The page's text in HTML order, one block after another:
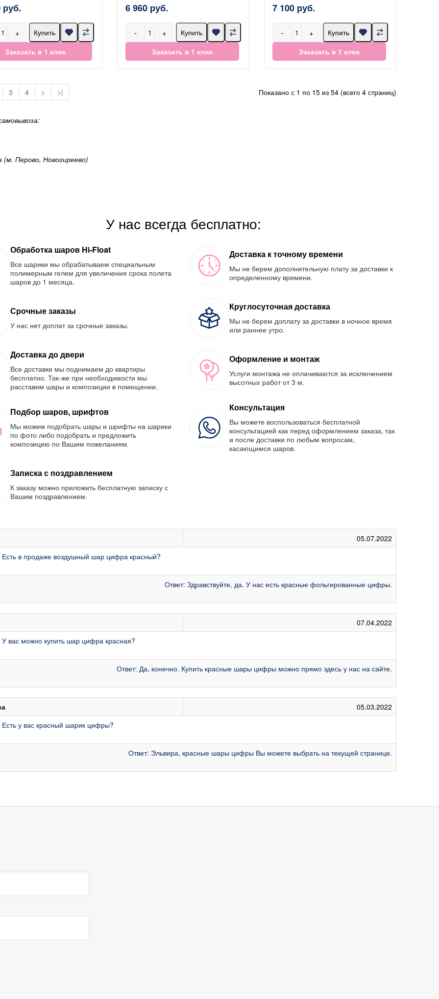
руб.
+
Купить
Заказать в 1 клик
6 960 руб.
- +
Купить
Заказать в 1 клик
7 100 руб.
- +
Купить
Заказать в 1 клик
3 4 > >| Показано с 1 по 15 из 54 (всего 4 страниц)
(м. Перово, Новогиреево)
У нас всегда бесплатно:
Обработка шаров Hi-Float
Все шарики мы обрабатываем специальным
полимерным гелем для увеличения срока полета
шаров до 1 месяца.
Доставка к точному времени
Мы не берем дополнительную плату за доставки к
определенному времени.
Срочные заказы
У нас нет доплат за срочные заказы.
Круглосуточная доставка
Мы не берем доплату за доставки в ночное время
или раннее утро.
Доставка до двери
Все доставки мы поднимаем до квартиры
бесплатно. Так-же при необходимости мы
расставим шары и композиции в помещении.
Оформление и монтаж
Услуги монтажа не оплачиваются за исключением
высотных работ от 3 м.
Подбор шаров, шрифтов
Мы можем подобрать шары и шрифты на шарики
по фото либо подобрать и предложить
композицию по Вашим пожеланиям.
Консультация
Вы можете воспользоваться бесплатной
консультацией как перед оформлением заказа, так
и после доставки по любым вопросам,
касающимся шаров.
Записка с поздравлением
К заказу можно приложить бесплатную записку с
Вашим поздравлением.
05.07.2022
Есть в продаже воздушный шар цифра красный?
Ответ: Здравствуйте, да. У нас есть красные фольгированные цифры.
07.04.2022
У вас можно купить шар цифра красная?
Ответ: Да, конечно. Купить красные шары цифры можно прямо здесь у нас на сайте.
05.03.2022
Есть у вас красный шарик цифры?
Ответ: Эльвира, красные шары цифры Вы можете выбрать на текущей странице.